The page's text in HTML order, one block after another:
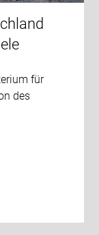
für
des